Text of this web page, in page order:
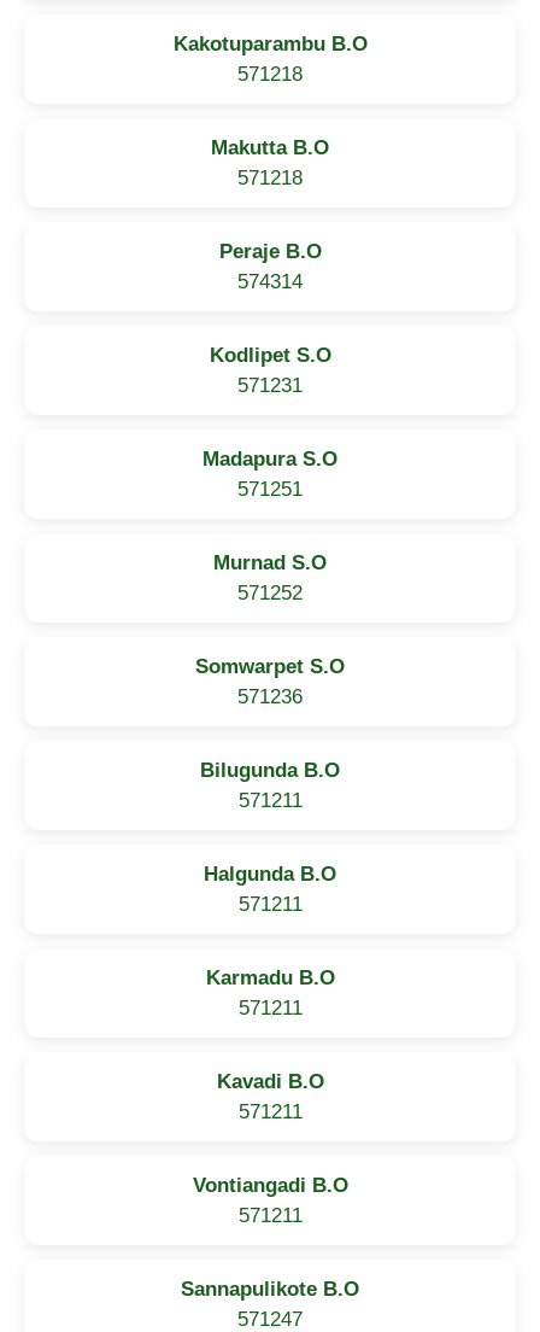
Kakotuparambu B.O
571218
Makutta B.O
571218
Peraje B.O
574314
Kodlipet S.O
571231
Madapura S.O
571251
Murnad S.O
571252
Somwarpet S.O
571236
Bilugunda B.O
571211
Halgunda B.O
571211
Karmadu B.O
571211
Kavadi B.O
571211
Vontiangadi B.O
571211
Sannapulikote B.O
571247